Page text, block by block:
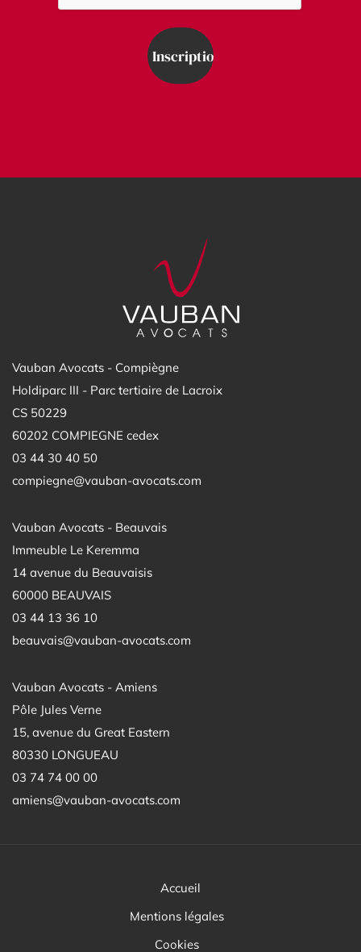
Vauban Avocats - Compiègne
Holdiparc III - Parc tertiaire de Lacroix
CS 50229
60202 COMPIEGNE cedex
03 44 30 40 50
compiegne@vauban-avocats.com
Vauban Avocats - Beauvais
Immeuble Le Keremma
14 avenue du Beauvaisis
60000 BEAUVAIS
03 44 13 36 10
beauvais@vauban-avocats.com
Vauban Avocats - Amiens
Pôle Jules Verne
15, avenue du Great Eastern
80330 LONGUEAU
03 74 74 00 00
amiens@vauban-avocats.com
Accueil
Mentions légales
Cookies